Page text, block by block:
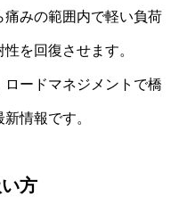
みの範囲内で軽い負荷
を回復させます。
ードマネジメントで橋
情報です。
方